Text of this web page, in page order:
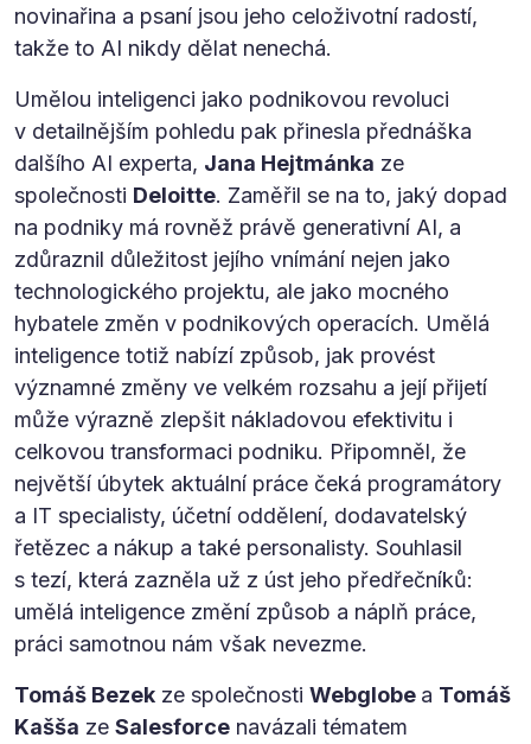
novinařina a psaní jsou jeho celoživotní radostí,
takže to AI nikdy dělat nenechá.
Umělou inteligenci jako podnikovou revoluci
v detailnějším pohledu pak přinesla přednáška
dalšího AI experta, Jana Hejtmánka ze
společnosti Deloitte. Zaměřil se na to, jaký dopad
na podniky má rovněž právě generativní AI, a
zdůraznil důležitost jejího vnímání nejen jako
technologického projektu, ale jako mocného
hybatele změn v podnikových operacích. Umělá
inteligence totiž nabízí způsob, jak provést
významné změny ve velkém rozsahu a její přijetí
může výrazně zlepšit nákladovou efektivitu i
celkovou transformaci podniku. Připomněl, že
největší úbytek aktuální práce čeká programátory
a IT specialisty, účetní oddělení, dodavatelský
řetězec a nákup a také personalisty. Souhlasil
s tezí, která zazněla už z úst jeho předřečníků:
umělá inteligence změní způsob a náplň práce,
práci samotnou nám však nevezme.
Tomáš Bezek ze společnosti Webglobe a Tomáš
Kašša ze Salesforce navázali tématem